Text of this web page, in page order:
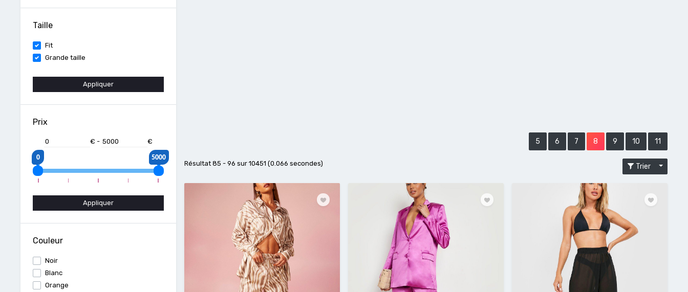
Taille
Fit
Grande taille
Appliquer
Prix
€ - €
0 5000
Appliquer
Couleur
Noir
Blanc
Orange
5 6 7 8 9 10 11
Résultat 85 - 96 sur 10451 (0.066 secondes) Trier